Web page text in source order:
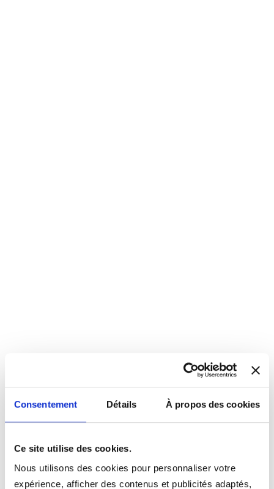
Consentement Détails À propos des cookies
Ce site utilise des cookies.
Nous utilisons des cookies pour personnaliser votre
expérience, afficher des contenus et publicités adaptés,